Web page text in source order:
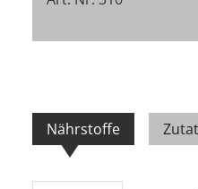
Nährstoffe